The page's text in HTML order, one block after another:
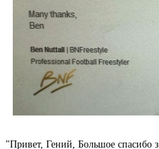
"Привет, Гений, Большое спасибо